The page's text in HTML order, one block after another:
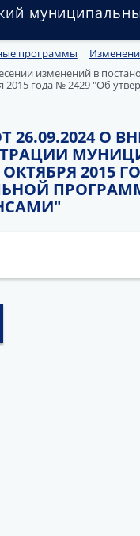
программы
изменений в
2015 года № 2429 "Об
26.09.2024 О
2015